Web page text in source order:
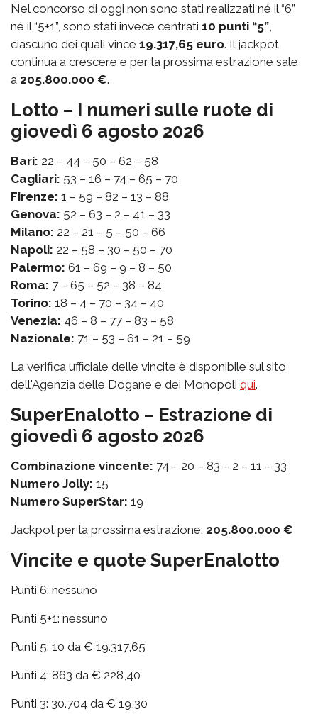
Nel concorso di oggi non sono stati realizzati né il “6”
né il “5+1”, sono stati invece centrati 10 punti “5”
ciascuno dei quali vince 19.317,65 euro. Il jackpot
continua a crescere e per la prossima estrazione sale
a 205.800.000 €.
Lotto – I numeri sulle ruote di
giovedì 6 agosto 2026
Bari: 22 – 44 – 50 – 62 – 58
Cagliari: 53 – 16 – 74 – 65 – 70
Firenze: 1 – 59 – 82 – 13 – 88
Genova: 52 – 63 – 2 – 41 – 33
Milano: 22 – 21 – 5 – 50 – 66
Napoli: 22 – 58 – 30 – 50 – 70
Palermo: 61 – 69 – 9 – 8 – 50
Roma: 7 – 65 – 52 – 38 – 84
Torino: 18 – 4 – 70 – 34 – 40
Venezia: 46 – 8 – 77 – 83 – 58
Nazionale: 71 – 53 – 61 – 21 – 59
La verifica ufficiale delle vincite è disponibile sul sito
dell'Agenzia delle Dogane e dei Monopoli qui.
SuperEnalotto – Estrazione di
giovedì 6 agosto 2026
Combinazione vincente: 74 – 20 – 83 – 2 – 11 – 33
Numero Jolly: 15
Numero SuperStar: 19
Jackpot per la prossima estrazione: 205.800.000 €
Vincite e quote SuperEnalotto
Punti 6: nessuno
Punti 5+1: nessuno
Punti 5: 10 da € 19.317,65
Punti 4: 863 da € 228,40
Punti 3: 30.704 da € 19,30